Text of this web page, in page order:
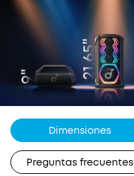
Dimensiones
Preguntas frecuentes